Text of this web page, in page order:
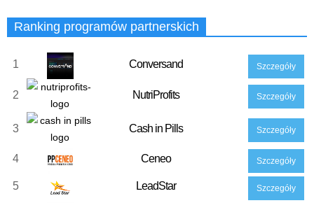
Ranking programów partnerskich
1 Conversand Szczegóły
2 NutriProfits Szczegóły
3 Cash in Pills Szczegóły
4 Ceneo Szczegóły
5 LeadStar Szczegóły